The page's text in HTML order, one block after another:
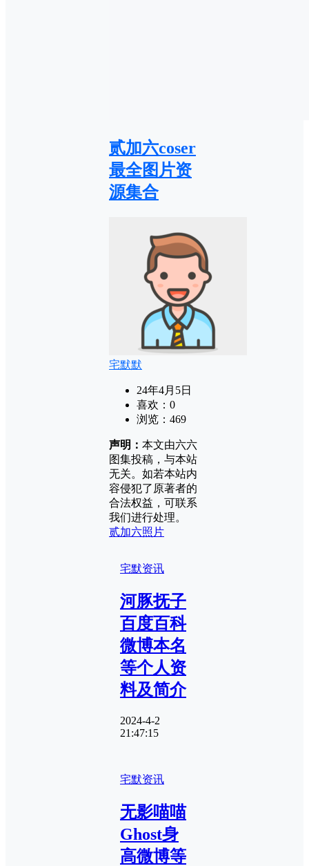
贰加六coser
最全图片资
源集合
宅默默
24年4月5日
喜欢： 0
浏览： 469
声明： 本文由六六
图集投稿，与本站
无关。如若本站内
容侵犯了原著者的
合法权益，可联系
我们进行处理。
贰加六照片
宅默资讯
河豚抚子
百度百科
微博本名
等个人资
料及简介
2024-4-2
21:47:15
宅默资讯
无影喵喵
Ghost身
高微博等